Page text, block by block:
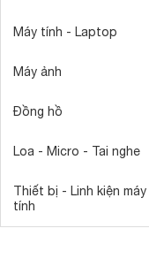
Máy tính - Laptop
Máy ảnh
Đồng hồ
Loa - Micro - Tai nghe
Thiết bị - Linh kiện máy
tính